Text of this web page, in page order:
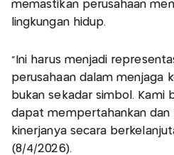
memastikan perusahaan
lingkungan hidup.
“Ini harus menjadi
perusahaan dalam menjaga
bukan sekadar simbol. Kami
dapat mempertahankan dan
kinerjanya secara
(8/4/2026).